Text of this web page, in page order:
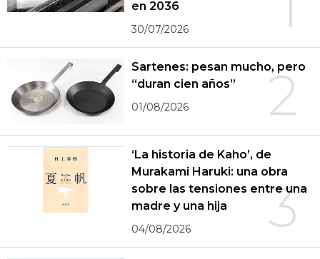
en 2036
30/07/2026
2
Sartenes: pesan mucho, pero
“duran cien años”
01/08/2026
3
‘La historia de Kaho’, de
Murakami Haruki: una obra
sobre las tensiones entre una
madre y una hija
04/08/2026